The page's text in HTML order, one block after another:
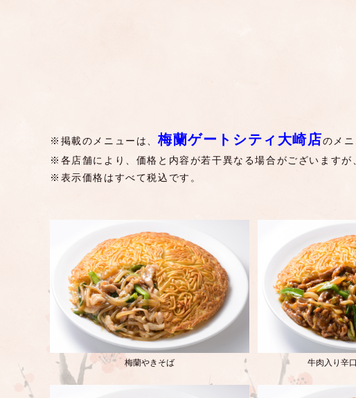
※掲載のメニューは、梅蘭ゲートシティ大崎店のメニ
※各店舗により、価格と内容が若干異なる場合がございますが
※表示価格はすべて税込です。
梅蘭やきそば 牛肉入り辛